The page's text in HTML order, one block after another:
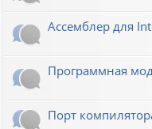
Ассемблер для
Программная
Порт